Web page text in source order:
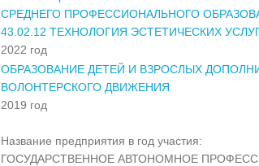
СРЕДНЕГО ПРОФЕССИОНАЛЬНОГО
43.02.12 ТЕХНОЛОГИЯ ЭСТЕТИЧЕСКИХ
2022 год
ОБРАЗОВАНИЕ ДЕТЕЙ И ВЗРОСЛЫХ
ВОЛОНТЕРСКОГО ДВИЖЕНИЯ
2019 год
Название предприятия в год участия:
ГОСУДАРСТВЕННОЕ АВТОНОМНОЕ